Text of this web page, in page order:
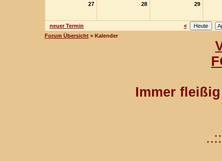
27 28 29
neuer Termin
«
Forum Übersicht » Kalender
Immer
..::